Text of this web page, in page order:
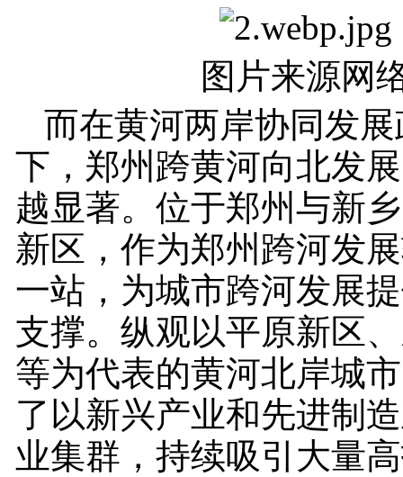
图片来源网
而在黄河两岸协同发
下，郑州跨黄河向北发
越显著。位于郑州与新
新区，作为郑州跨河发
一站，为城市跨河发展
支撑。纵观以平原新区
等为代表的黄河北岸城
了以新兴产业和先进制
业集群，持续吸引大量